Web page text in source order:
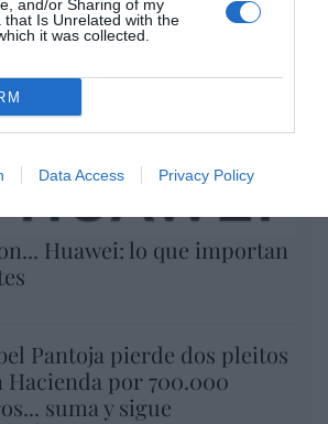
and/or Sharing of my
that Is Unrelated with the
it was collected.
Data Access Privacy Policy
Huawei: lo que importan
Pantoja pierde dos pleitos
Hacienda por 700.000
suma y sigue